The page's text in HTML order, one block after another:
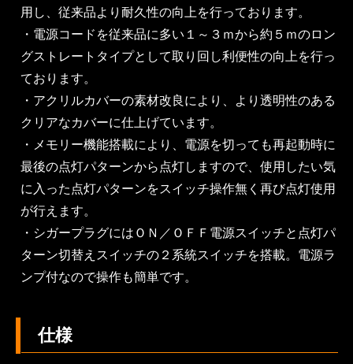
用し、従来品より耐久性の向上を行っております。
・電源コードを従来品に多い１～３ｍから約５ｍのロン
グストレートタイプとして取り回し利便性の向上を行っ
ております。
・アクリルカバーの素材改良により、より透明性のある
クリアなカバーに仕上げています。
・メモリー機能搭載により、電源を切っても再起動時に
最後の点灯パターンから点灯しますので、使用したい気
に入った点灯パターンをスイッチ操作無く再び点灯使用
が行えます。
・シガープラグにはＯＮ／ＯＦＦ電源スイッチと点灯パ
ターン切替えスイッチの２系統スイッチを搭載。電源ラ
ンプ付なので操作も簡単です。
仕様